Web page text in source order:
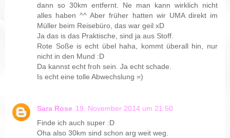
dann so 30km entfernt. Ne man kann wirklich nicht
alles haben ^^ Aber früher hatten wir UMA direkt im
Müller beim Reisebüro, das war geil xD
Ja das is das Praktische, sind ja aus Stoff.
Rote Soße is echt übel haha, kommt überall hin, nur
nicht in den Mund :D
Da kannst echt froh sein. Ja echt schade.
Is echt eine tolle Abwechslung =)
Sara Rose 19. November 2014 um 21:50
Finde ich auch super :D
Oha also 30km sind schon arg weit weg.